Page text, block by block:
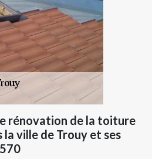
rénovation de la toiture
la ville de Trouy et ses